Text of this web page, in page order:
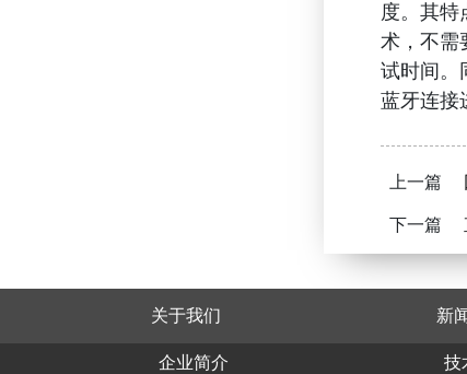
度。其特
术，不需
试时间。
蓝牙连接
上一篇
下一篇
关于我们 新
企业简介 技